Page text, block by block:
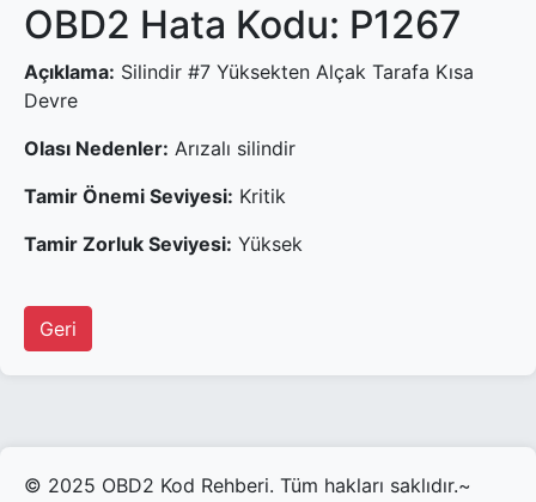
OBD2 Hata Kodu: P1267
Açıklama: Silindir #7 Yüksekten Alçak Tarafa Kısa
Devre
Olası Nedenler: Arızalı silindir
Tamir Önemi Seviyesi: Kritik
Tamir Zorluk Seviyesi: Yüksek
Geri
© 2025 OBD2 Kod Rehberi. Tüm hakları saklıdır.~